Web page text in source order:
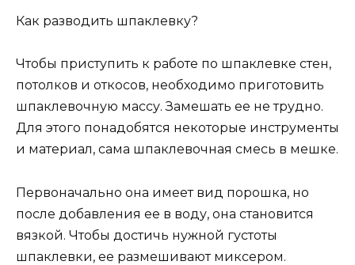
Как разводить шпаклевку?
Чтобы приступить к работе по шпаклевке стен,
потолков и откосов, необходимо приготовить
шпаклевочную массу. Замешать ее не трудно.
Для этого понадобятся некоторые инструменты
и материал, сама шпаклевочная смесь в мешке.
Первоначально она имеет вид порошка, но
после добавления ее в воду, она становится
вязкой. Чтобы достичь нужной густоты
шпаклевки, ее размешивают миксером.